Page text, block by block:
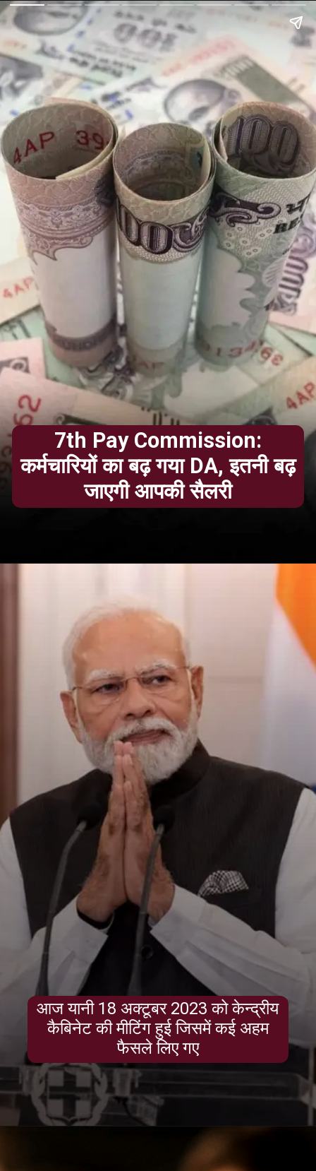
7th Pay Commission:
कर्मचारियों का बढ़ गया DA, इतनी बढ़
जाएगी आपकी सैलरी
आज यानी 18 अक्टूबर 2023 को केन्द्रीय
कैबिनेट की मीटिंग हुई जिसमें कई अहम
फैसले लिए गए